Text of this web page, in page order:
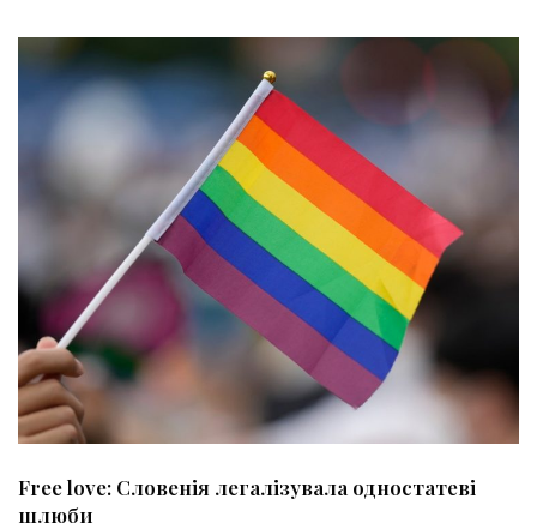
Free love: Словенія легалізувала одностатеві
шлюби